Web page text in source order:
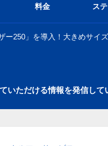
料金 ス
ー250」を導入！大きめサイ
いただける情報を発信して